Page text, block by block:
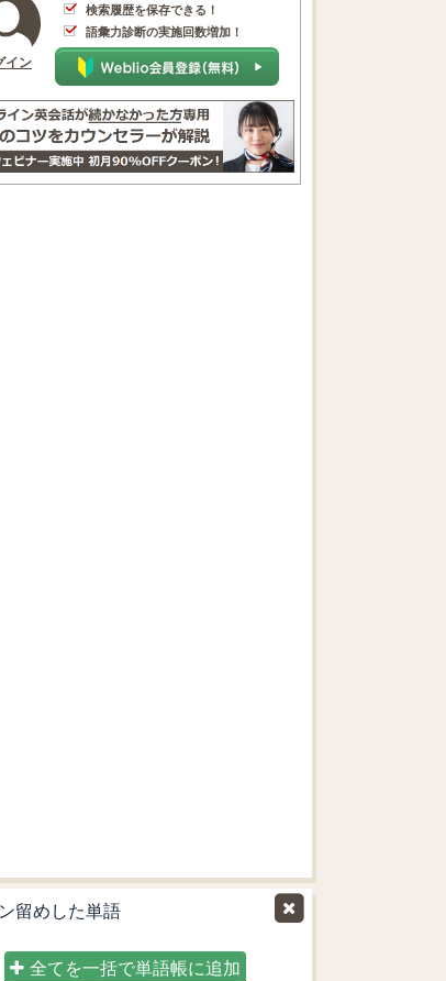
イン
検索履歴を保存できる！
語彙力診断の実施回数増加！
留めした単語
全てを一括で単語帳に追加